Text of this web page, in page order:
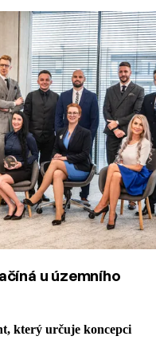
u územního
který určuje koncepci